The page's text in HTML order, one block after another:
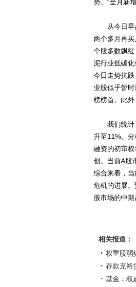
势。“全月新
从今日早盘
两个多月再
个股多数飘
泥行业低碳
今日走势抗
业股似乎暂
榜榜首。此
我们统计了
升至11%。
融资的初审
创。当前A股
综合来看，
危机的进展
股市场的中
相关报道：
权重股弱
存款充裕
基金：权